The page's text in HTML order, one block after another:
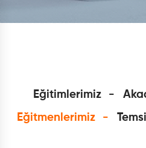
Eğitimlerimiz
Eğitmenlerimiz